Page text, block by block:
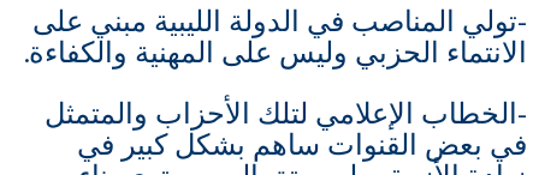
-تولي المناصب في الدولة الليبية مبني على
الانتماء الحزبي وليس على المهنية والكفاءة.
-الخطاب الإعلامي لتلك الأحزاب والمتمثل
في بعض القنوات ساهم بشكل كبير في